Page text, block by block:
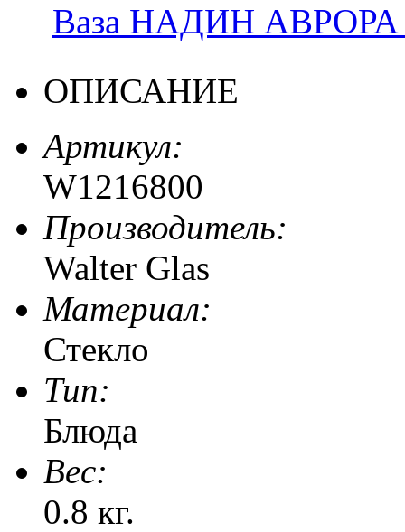
Ваза НАДИН АВРОРА
ОПИСАНИЕ
Артикул:
W1216800
Производитель:
Walter Glas
Материал:
Стекло
Тип:
Блюда
Веc:
0.8 кг.